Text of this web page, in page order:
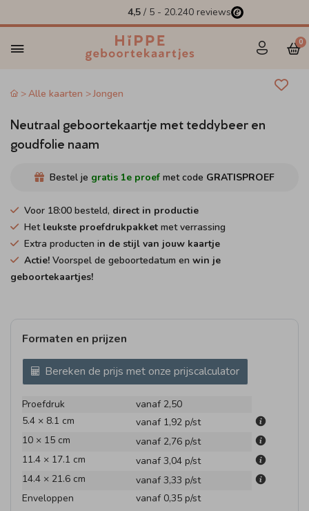
4,5 / 5 - 20.240 reviews
0
Alle kaarten Jongen
Neutraal geboortekaartje met teddybeer en
goudfolie naam
Bestel je gratis 1e proef met code GRATISPROEF
Voor 18:00 besteld, direct in productie
Het leukste proefdrukpakket met verrassing
Extra producten in de stijl van jouw kaartje
Actie! Voorspel de geboortedatum en win je
geboortekaartjes!
Formaten en prijzen
Bereken de prijs met onze prijscalculator
Proefdruk
vanaf 2,50
5.4 × 8.1 cm
vanaf 1,92 p/st
10 × 15 cm
vanaf 2,76 p/st
11.4 × 17.1 cm
vanaf 3,04 p/st
14.4 × 21.6 cm
vanaf 3,33 p/st
Enveloppen
vanaf 0,35 p/st